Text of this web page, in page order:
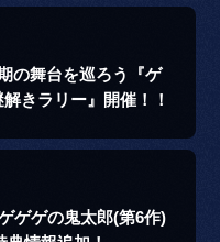
の舞台を巡ろう『ゲ
きラリー』開催！！
ゲゲの鬼太郎(第6作)